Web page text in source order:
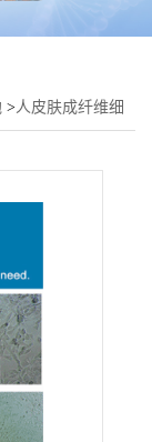
>人皮肤成纤维细